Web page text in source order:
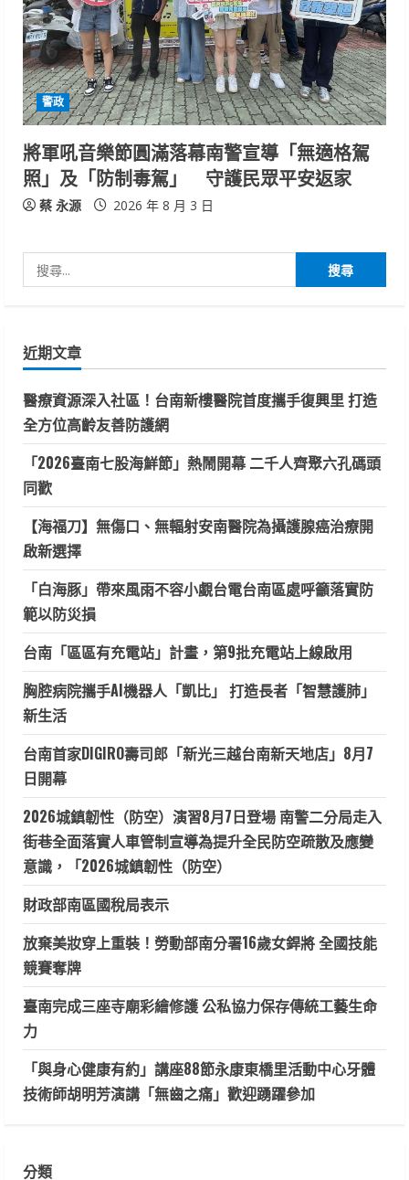
警政
將軍吼音樂節圓滿落幕南警宣導「無適格駕
照」及「防制毒駕」 守護民眾平安返家
蔡 永源 2026 年 8 月 3 日
尋
字:
近期文章
醫療資源深入社區！台南新樓醫院首度攜手復興里 打造
全方位高齡友善防護網
「2026臺南七股海鮮節」熱鬧開幕 二千人齊聚六孔碼頭
同歡
【海福刀】無傷口、無輻射安南醫院為攝護腺癌治療開
啟新選擇
「白海豚」帶來風雨不容小覷台電台南區處呼籲落實防
範以防災損
台南「區區有充電站」計畫，第9批充電站上線啟用
胸腔病院攜手AI機器人「凱比」 打造長者「智慧護肺」
新生活
台南首家DIGIRO壽司郎「新光三越台南新天地店」8月7
日開幕
2026城鎮韌性（防空）演習8月7日登場 南警二分局走入
街巷全面落實人車管制宣導為提升全民防空疏散及應變
意識，「2026城鎮韌性（防空）
財政部南區國稅局表示
放棄美妝穿上重裝！勞動部南分署16歲女銲將 全國技能
競賽奪牌
臺南完成三座寺廟彩繪修護 公私協力保存傳統工藝生命
力
「與身心健康有約」講座88節永康東橋里活動中心牙體
技術師胡明芳演講「無齒之痛」歡迎踴躍參加
分類